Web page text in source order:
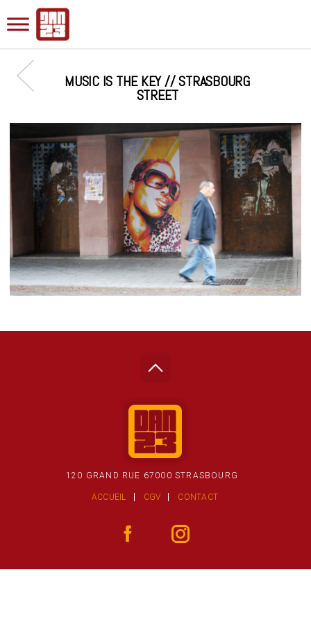
MUSIC IS THE KEY // STRASBOURG
STREET
120 GRAND RUE 67000 STRASBOURG
ACCUEIL CGV CONTACT